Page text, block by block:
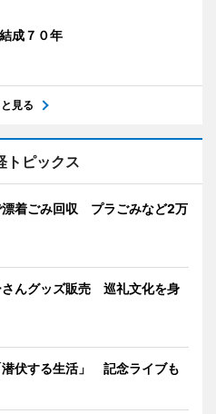
成７０年
見る
トピックス
漂着ごみ回収 プラごみなど2万
さんグッズ販売 巡礼文化を身
伏する生活」 記念ライブも